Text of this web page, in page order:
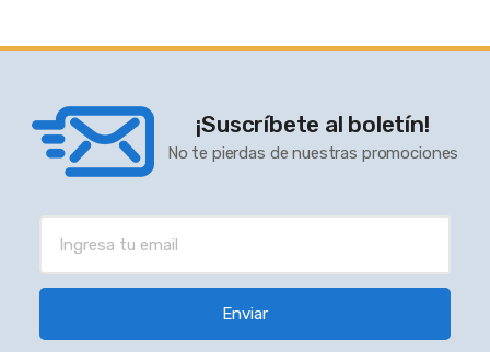
¡Suscríbete al boletín!
No te pierdas de nuestras promociones
Enviar